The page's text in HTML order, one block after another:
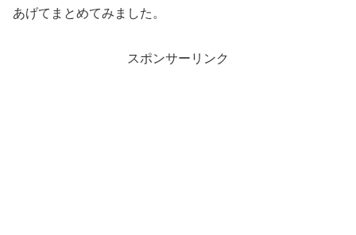
あげてまとめてみました。
スポンサーリンク